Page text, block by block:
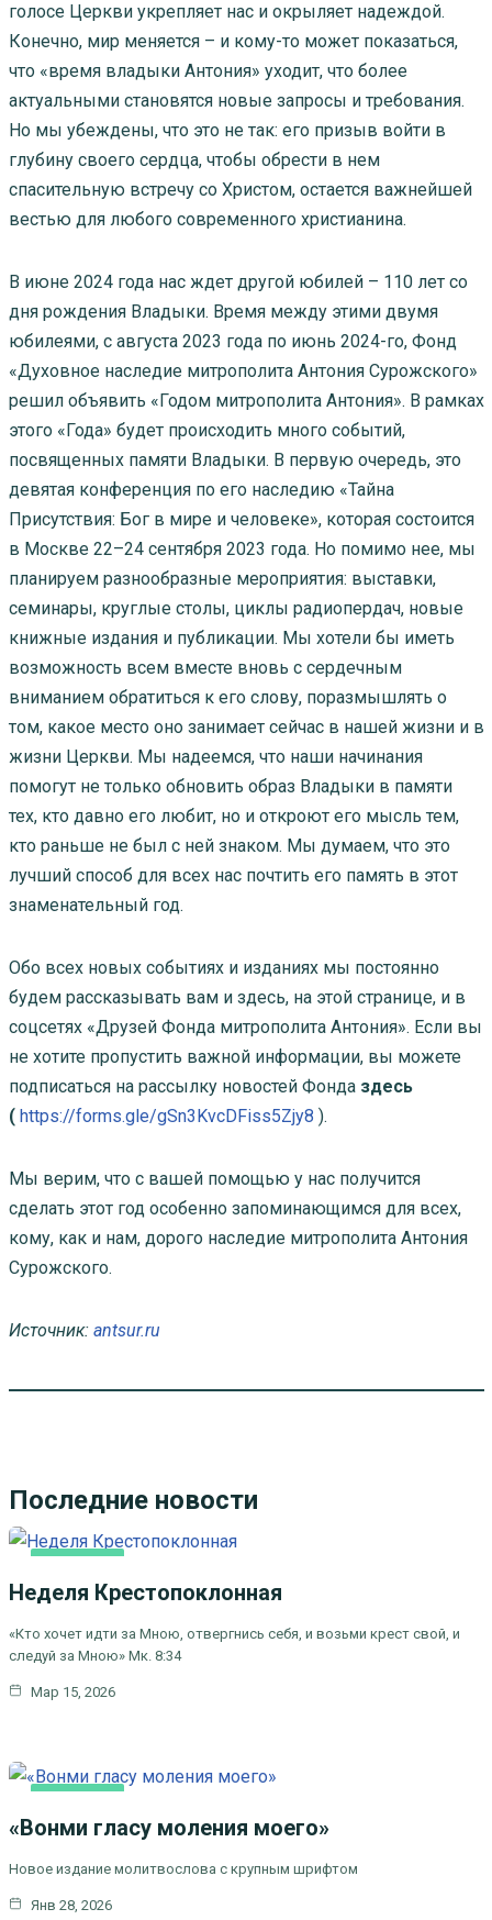
голосе Церкви укрепляет нас и окрыляет надеждой.
Конечно, мир меняется – и кому-то может показаться,
что «время владыки Антония» уходит, что более
актуальными становятся новые запросы и требования.
Но мы убеждены, что это не так: его призыв войти в
глубину своего сердца, чтобы обрести в нем
спасительную встречу со Христом, остается важнейшей
вестью для любого современного христианина.
В июне 2024 года нас ждет другой юбилей – 110 лет со
дня рождения Владыки. Время между этими двумя
юбилеями, с августа 2023 года по июнь 2024-го, Фонд
«Духовное наследие митрополита Антония Сурожского»
решил объявить «Годом митрополита Антония». В рамках
этого «Года» будет происходить много событий,
посвященных памяти Владыки. В первую очередь, это
девятая конференция по его наследию «Тайна
Присутствия: Бог в мире и человеке», которая состоится
в Москве 22–24 сентября 2023 года. Но помимо нее, мы
планируем разнообразные мероприятия: выставки,
семинары, круглые столы, циклы радиопердач, новые
книжные издания и публикации. Мы хотели бы иметь
возможность всем вместе вновь с сердечным
вниманием обратиться к его слову, поразмышлять о
том, какое место оно занимает сейчас в нашей жизни и в
жизни Церкви. Мы надеемся, что наши начинания
помогут не только обновить образ Владыки в памяти
тех, кто давно его любит, но и откроют его мысль тем,
кто раньше не был с ней знаком. Мы думаем, что это
лучший способ для всех нас почтить его память в этот
знаменательный год.
Обо всех новых событиях и изданиях мы постоянно
будем рассказывать вам и здесь, на этой странице, и в
соцсетях «Друзей Фонда митрополита Антония». Если вы
не хотите пропустить важной информации, вы можете
подписаться на рассылку новостей Фонда здесь
( https://forms.gle/gSn3KvcDFiss5Zjy8 ).
Мы верим, что с вашей помощью у нас получится
сделать этот год особенно запоминающимся для всех,
кому, как и нам, дорого наследие митрополита Антония
Сурожского.
Источник: antsur.ru
Последние новости
Неделя Крестопоклонная
«Кто хочет идти за Мною, отвергнись себя, и возьми крест свой, и
следуй за Мною» Мк. 8:34
Мар 15, 2026
«Вонми гласу моления моего»
Новое издание молитвослова с крупным шрифтом
Янв 28, 2026